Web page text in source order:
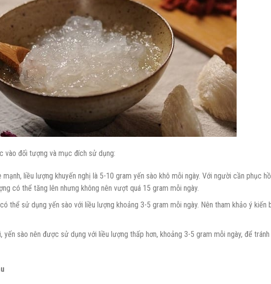
vào đối tượng và mục đích sử dụng:
liều lượng khuyến nghị là 5-10 gram yến sào khô mỗi ngày. Với người cần phục
có thể tăng lên nhưng không nên vượt quá 15 gram mỗi ngày.
thể sử dụng yến sào với liều lượng khoảng 3-5 gram mỗi ngày. Nên tham khảo ý kiến
sào nên được sử dụng với liều lượng thấp hơn, khoảng 3-5 gram mỗi ngày, để tránh